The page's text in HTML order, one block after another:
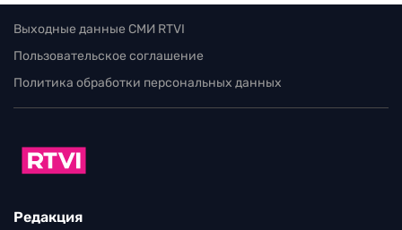
Выходные данные СМИ RTVI
Пользовательское соглашение
Политика обработки персональных данных
Редакция